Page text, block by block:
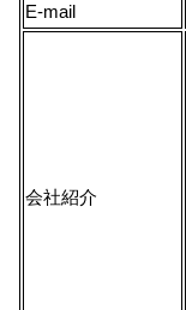
E-mail
会社紹介